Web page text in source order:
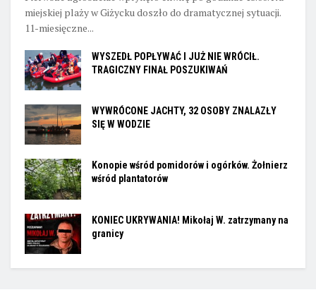
miejskiej plaży w Giżycku doszło do dramatycznej sytuacji.
11-miesięczne...
WYSZEDŁ POPŁYWAĆ I JUŻ NIE WRÓCIŁ.
TRAGICZNY FINAŁ POSZUKIWAŃ
WYWRÓCONE JACHTY, 32 OSOBY ZNALAZŁY
SIĘ W WODZIE
Konopie wśród pomidorów i ogórków. Żołnierz
wśród plantatorów
KONIEC UKRYWANIA! Mikołaj W. zatrzymany na
granicy